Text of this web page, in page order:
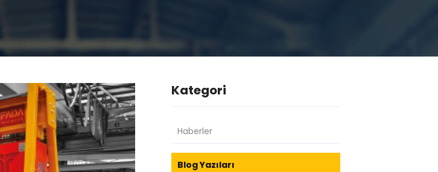
Kategori
Haberler
Blog Yazıları